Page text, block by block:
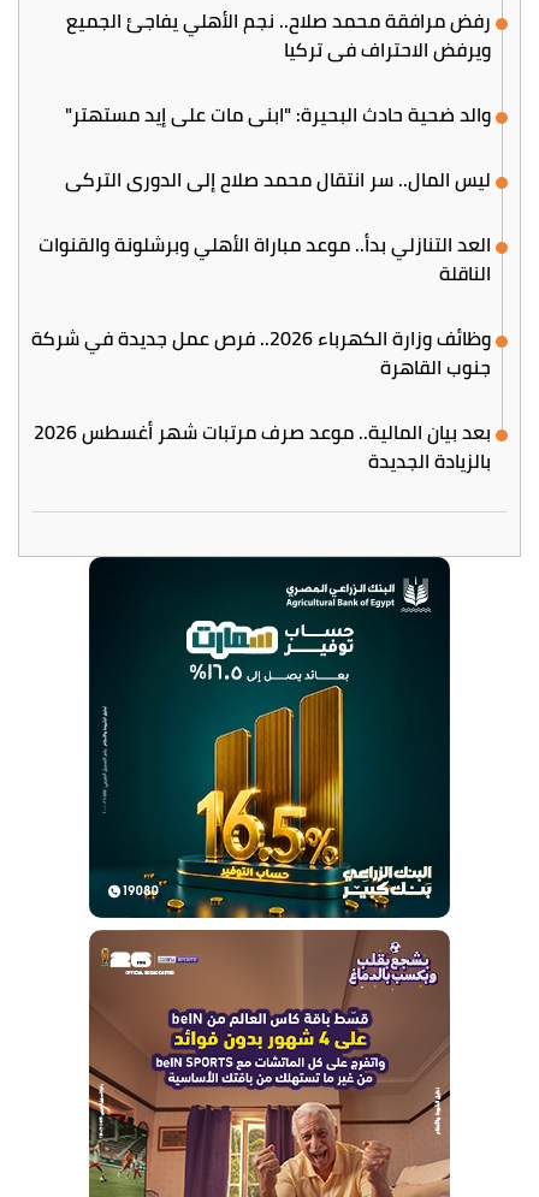
رفض مرافقة محمد صلاح.. نجم الأهلي يفاجئ الجميع
ويرفض الاحتراف في تركيا
والد ضحية حادث البحيرة: "ابني مات على إيد مستهتر"
ليس المال.. سر انتقال محمد صلاح إلى الدوري التركي
العد التنازلي بدأ.. موعد مباراة الأهلي وبرشلونة والقنوات
الناقلة
وظائف وزارة الكهرباء 2026.. فرص عمل جديدة في شركة
جنوب القاهرة
بعد بيان المالية.. موعد صرف مرتبات شهر أغسطس 2026
بالزيادة الجديدة